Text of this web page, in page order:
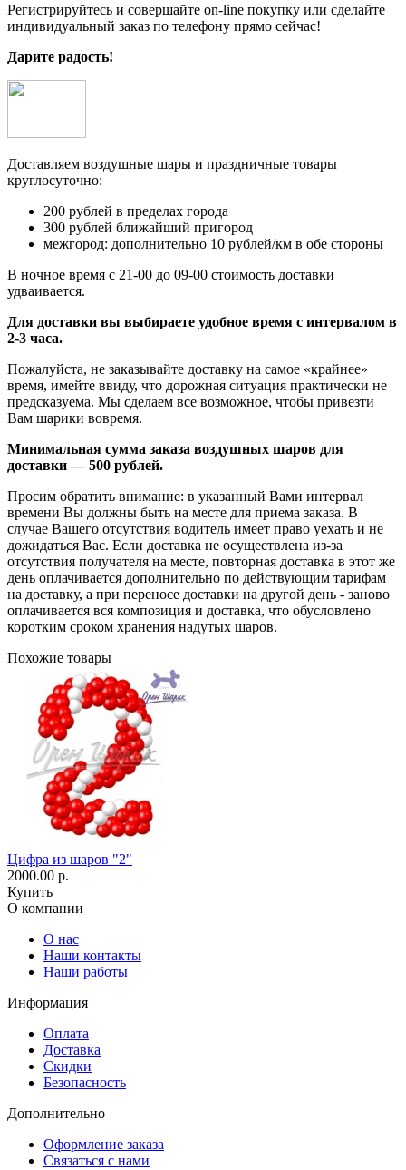
Регистрируйтесь и совершайте on-line покупку или сделайте
индивидуальный заказ по телефону прямо сейчас!
Дарите радость!
Доставляем воздушные шары и праздничные товары
круглосуточно:
200 рублей в пределах города
300 рублей ближайший пригород
межгород: дополнительно 10 рублей/км в обе стороны
В ночное время с 21-00 до 09-00 стоимость доставки
удваивается.
Для доставки вы выбираете удобное время с интервалом в
2-3 часа.
Пожалуйста, не заказывайте доставку на самое «крайнее»
время, имейте ввиду, что дорожная ситуация практически не
предсказуема. Мы сделаем все возможное, чтобы привезти
Вам шарики вовремя.
Минимальная сумма заказа воздушных шаров для
доставки — 500 рублей.
Просим обратить внимание: в указанный Вами интервал
времени Вы должны быть на месте для приема заказа. В
случае Вашего отсутствия водитель имеет право уехать и не
дожидаться Вас. Если доставка не осуществлена из-за
отсутствия получателя на месте, повторная доставка в этот же
день оплачивается дополнительно по действующим тарифам
на доставку, а при переносе доставки на другой день - заново
оплачивается вся композиция и доставка, что обусловлено
коротким сроком хранения надутых шаров.
Похожие товары
Цифра из шаров "2"
2000.00 р.
Купить
О компании
О нас
Наши контакты
Наши работы
Информация
Оплата
Доставка
Скидки
Безопасность
Дополнительно
Оформление заказа
Связаться с нами